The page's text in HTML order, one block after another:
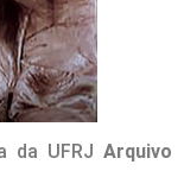
da UFRJ Arquivo